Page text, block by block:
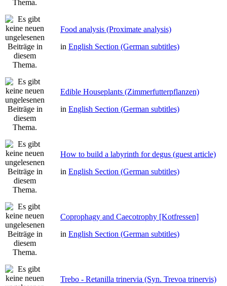
Food analysis (Proximate analysis)
in English Section (German subtitles)
Edible Houseplants (Zimmerfutterpflanzen)
in English Section (German subtitles)
How to build a labyrinth for degus (guest article)
in English Section (German subtitles)
Coprophagy and Caecotrophy [Kotfressen]
in English Section (German subtitles)
Trebo - Retanilla trinervia (Syn. Trevoa trinervis)